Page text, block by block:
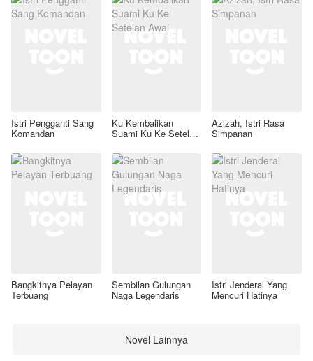
Istri Pengganti Sang
Komandan
Ku Kembalikan
Suami Ku Ke Setelan
Azizah, Istri Rasa
Simpanan
Bangkitnya Pelayan
Terbuang
Sembilan Gulungan
Naga Legendaris
Istri Jenderal Yang
Mencuri Hatinya
Novel Lainnya